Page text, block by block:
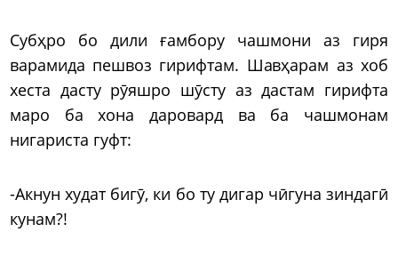
Субҳро бо дили ғамбору чашмони аз гиря
варамида пешвоз гирифтам. Шавҳарам аз хоб
хеста дасту рӯяшро шӯсту аз дастам гирифта
маро ба хона даровард ва ба чашмонам
нигариста гуфт:
-Акнун худат бигӯ, ки бо ту дигар чӣгуна зиндагӣ
кунам?!